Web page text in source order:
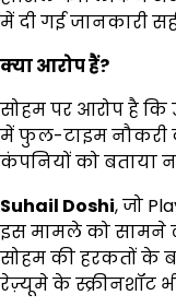
में दी गई जानकारी
क्या आरोप हैं?
सोहम पर आरोप है कि
में फुल-टाइम नौकरी
कंपनियों को बताया
Suhail Doshi, जो
इस मामले को सामने
सोहम की हरकतों के
रेज़्यूमे के स्क्रीनशॉट